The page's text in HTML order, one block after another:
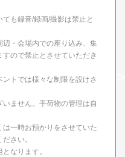
も録音/録画/撮影は禁止と
・会場内での座り込み、集
ので禁止とさせていただき
トでは様々な制限を設けさ
ません。手荷物の管理は自
一時お預かりをさせていた
さい。
なります。